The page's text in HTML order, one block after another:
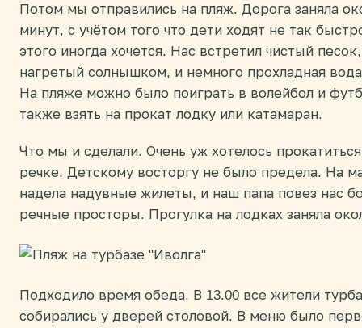
Потом мы отправились на пляж. Дорога заняла
минут, с учётом того что дети ходят не так
этого иногда хочется. Нас встретил чистый песок,
нагретый солнышком, и немного прохладная
На пляже можно было поиграть в волейбол и
также взять на прокат лодку или катамаран.
Что мы и сделали. Очень уж хотелось
речке. Детскому восторгу не было предела. На
надела надувные жилеты, и наш папа повез нас
речные просторы. Прогулка на лодках заняла
Подходило время обеда. В 13.00 все жители
собирались у дверей столовой. В меню было